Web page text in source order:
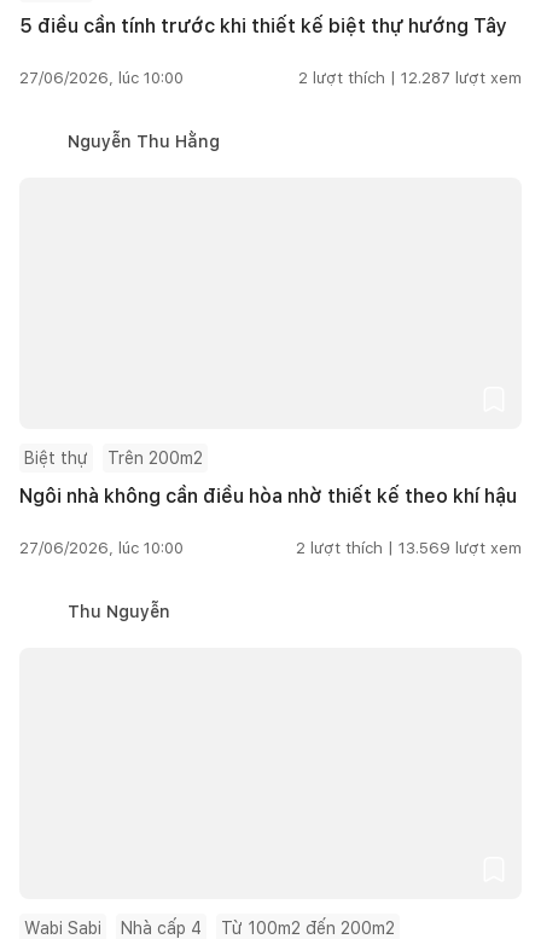
5 điều cần tính trước khi thiết kế biệt thự hướng Tây
27/06/2026, lúc 10:00 2 lượt thích | 12.287 lượt xem
Nguyễn Thu Hằng
Biệt thự Trên 200m2
Ngôi nhà không cần điều hòa nhờ thiết kế theo khí hậu
27/06/2026, lúc 10:00 2 lượt thích | 13.569 lượt xem
Thu Nguyễn
Wabi Sabi Nhà cấp 4 Từ 100m2 đến 200m2